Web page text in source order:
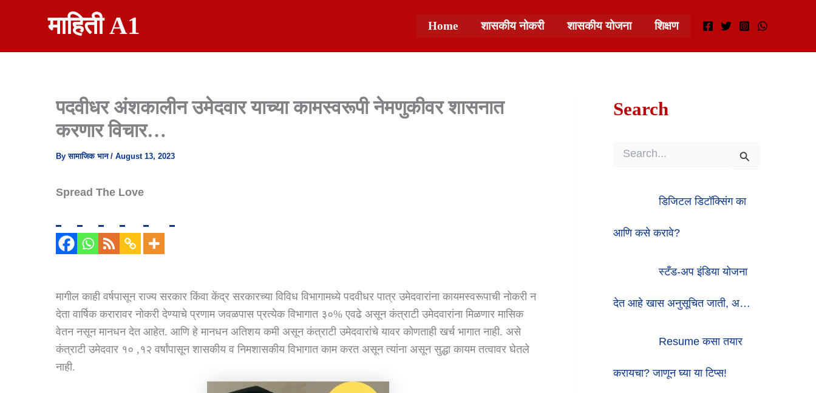
माहिती A1 Home शासकीय नोकरी शासकीय योजना शिक्षण
पदवीधर अंशकालीन उमेदवार याच्या कामस्वरूपी नेमणुकीवर शासनात
करणार विचार…
Byसामाजिक भान / August 13, 2023
Spread The Love
मागील काही वर्षपासून राज्य सरकार किंवा केंद्र सरकारच्या विविध विभागामध्ये पदवीधर पात्र उमेदवारांना कायमस्वरूपाची नोकरी न
देता वार्षिक करारावर नोकरी देण्याचे प्रणाम जवळपास प्रत्येक विभागात ३०% एवढे असून कंत्राटी उमेदवारांना मिळणार मासिक
वेतन नसून मानधन देत आहेत. आणि हे मानधन अतिशय कमी असून कंत्राटी उमेदवारांचे यावर कोणताही खर्च भागात नाही. असे
कंत्राटी उमेदवार १० ,१२ वर्षांपासून शासकीय व निमशासकीय विभागात काम करत असून त्यांना असून सुद्धा कायम तत्वावर घेतले
नाही.
Search
डिजिटल डिटॉक्सिंग का
आणि कसे करावे?
स्टँड-अप इंडिया योजना
देत आहे खास अनुसूचित जाती, अ…
Resume कसा तयार
करायचा? जाणून घ्या या टिप्स!